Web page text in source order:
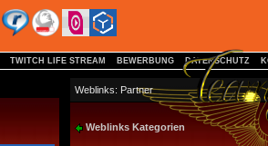
TWITCH LIFE STREAM BEWERBUNG DATENSCHUTZ
Weblinks: Partner
Weblinks Kategorien